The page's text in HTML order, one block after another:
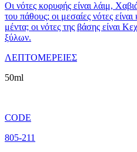
Οι νότες κορυφής είναι λάιμ,
του πάθους; οι μεσαίες νότες
μέντα; οι νότες της βάσης είναι
ξύλων.
ΛΕΠΤΟΜΕΡΕΙΕΣ
50ml
CODE
805-211